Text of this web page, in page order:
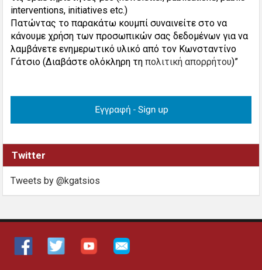
interventions, initiatives etc.)
Πατώντας το παρακάτω κουμπί συναινείτε στο να
κάνουμε χρήση των προσωπικών σας δεδομένων για να
λαμβάνετε ενημερωτικό υλικό από τον Κωνσταντίνο
Γάτσιο (Διαβάστε ολόκληρη τηπολιτική απορρήτου)”
Twitter
Tweets by @kgatsios